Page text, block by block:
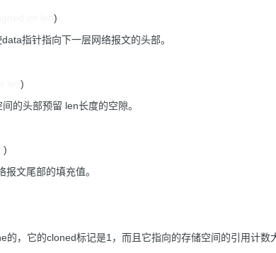
)
指针指向下一层网络报文的头部。
)
的头部预留 len长度的空隙。
)
文尾部的填充值。
，它的cloned标记是1，而且它指向的存储空间的引用计数